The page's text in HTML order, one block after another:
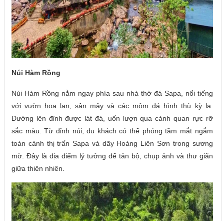
Núi Hàm Rồng
Núi Hàm Rồng nằm ngay phía sau nhà thờ đá Sapa, nổi tiếng
với vườn hoa lan, sân mây và các mỏm đá hình thù kỳ lạ.
Đường lên đỉnh được lát đá, uốn lượn qua cảnh quan rực rỡ
sắc màu. Từ đỉnh núi, du khách có thể phóng tầm mắt ngắm
toàn cảnh thị trấn Sapa và dãy Hoàng Liên Sơn trong sương
mờ. Đây là địa điểm lý tưởng để tản bộ, chụp ảnh và thư giãn
giữa thiên nhiên.